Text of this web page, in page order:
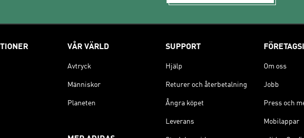
VÅR VÄRLD
Avtryck
Människor
Planeten
SUPPORT
Hjälp
Returer och återbetalning
Ångra köpet
Leverans
Om oss
Jobb
Press och
Mobilappar